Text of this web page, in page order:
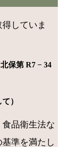
していま
保第 R7 − 34
）
品衛生法な
準を満たし